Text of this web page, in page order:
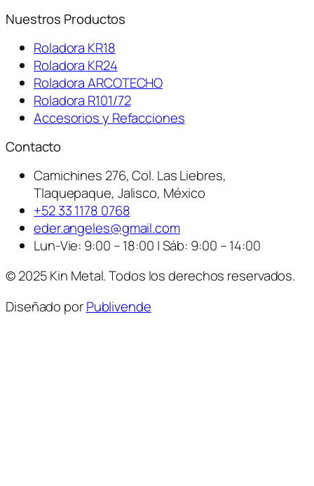
Nuestros Productos
Roladora KR18
Roladora KR24
Roladora ARCOTECHO
Roladora R101/72
Accesorios y Refacciones
Contacto
Camichines 276, Col. Las Liebres,
Tlaquepaque, Jalisco, México
+52 33 1178 0768
eder.angeles@gmail.com
Lun-Vie: 9:00 – 18:00 | Sáb: 9:00 – 14:00
© 2025 Kin Metal. Todos los derechos reservados.
Diseñado porPublivende